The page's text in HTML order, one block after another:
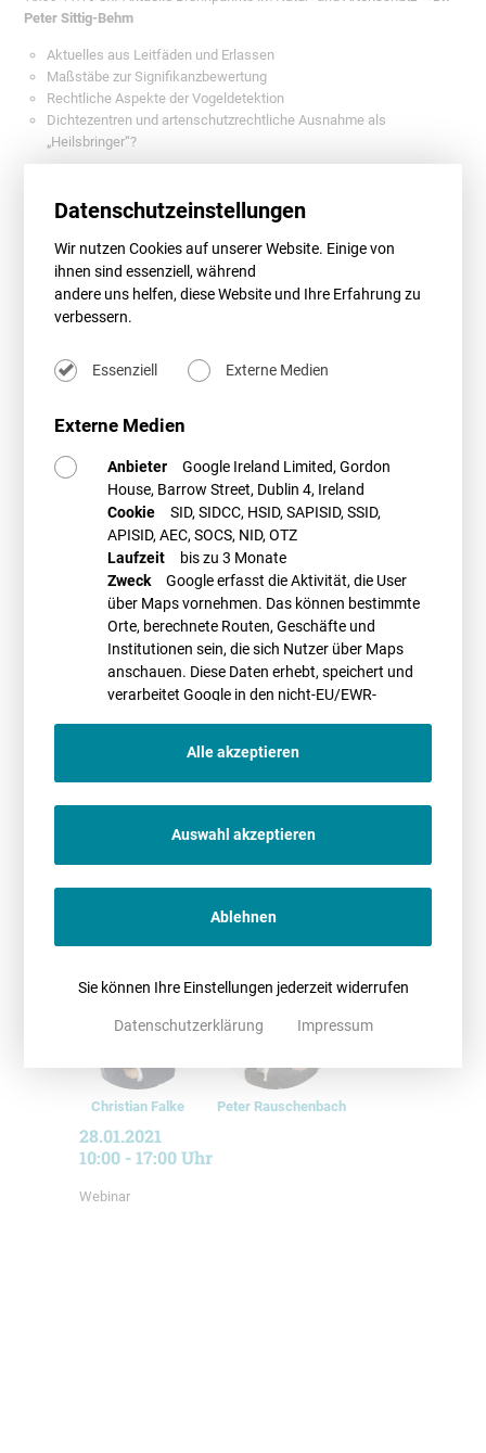
Peter Sittig-Behm
Aktuelles aus Leitfäden und Erlassen
Maßstäbe zur Signifikanzbewertung
Rechtliche Aspekte der Vogeldetektion
Dichtezentren und artenschutzrechtliche Ausnahme als
„Heilsbringer“?
Realisierung von EE-Projekten – Dr. Dana Kupke
Loslösung von Bauleitplänen ohne Gericht
Stockende Regionalplanentwürfe als Chance?
Isolierte Positivplanung
schädlichen Umwelteinwirkungen –
Was ist Vorbelastung?
Gemengelage
Tieffrequenter Schall und Infraschall
Turbulenzen -Wer muss wen berücksichtigen?
„Windklau“ – Ein Genehmigungshindernis?
15:15-16:30 UhrUmgang mit technischen Einrichtungen und BNK –
Peter Rauschenbach
Sicherheitsbereiche, Schutzbereiche, MVA
Drehfunkfeuer und WERAN-Studie
Verfahrensfragen und Heilung bei luftverkehrsrechtlichen
Entscheidungen
Zulassung, Vertragsgestaltung und Ausnahme bei BNK
Wetterradar und seismologische Messstationen
Christian Falke Peter Rauschenbach
28.01.2021
10:00 - 17:00 Uhr
Webinar
Datenschutzeinstellungen
Wir nutzen Cookies auf unserer Website. Einige von
ihnen sind essenziell, während
andere uns helfen, diese Website und Ihre Erfahrung zu
verbessern.
Essenziell Externe Medien
Externe Medien
Anbieter
Google Ireland Limited, Gordon
House, Barrow Street, Dublin 4, Ireland
Cookie
SID, SIDCC, HSID, SAPISID, SSID,
APISID, AEC, SOCS, NID, OTZ
Laufzeit
bis zu 3 Monate
Zweck
Google erfasst die Aktivität, die User
über Maps vornehmen. Das können bestimmte
Orte, berechnete Routen, Geschäfte und
Institutionen sein, die sich Nutzer über Maps
anschauen. Diese Daten erhebt, speichert und
verarbeitet Google in den nicht-EU/EWR-
Alle akzeptieren
Auswahl akzeptieren
Ablehnen
Sie können Ihre Einstellungen jederzeit widerrufen
Datenschutzerklärung Impressum